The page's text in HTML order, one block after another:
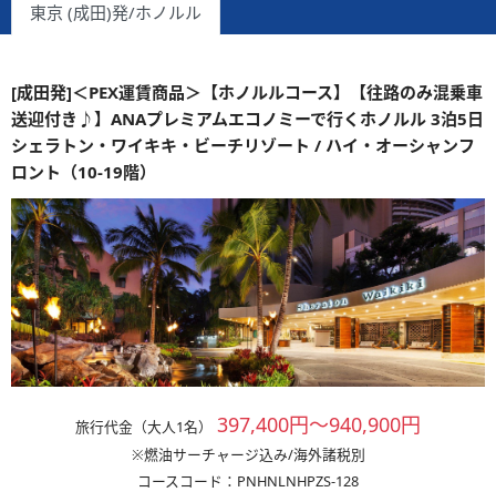
東京 (成田)発/ホノルル
[成田発]＜PEX運賃商品＞【ホノルルコース】【往路のみ混乗車
送迎付き♪】ANAプレミアムエコノミーで行くホノルル 3泊5日
シェラトン・ワイキキ・ビーチリゾート / ハイ・オーシャンフ
ロント（10-19階）
旅行代金（大人1名） 397,400円～940,900円
※燃油サーチャージ込み/海外諸税別
コースコード：PNHNLNHPZS-128